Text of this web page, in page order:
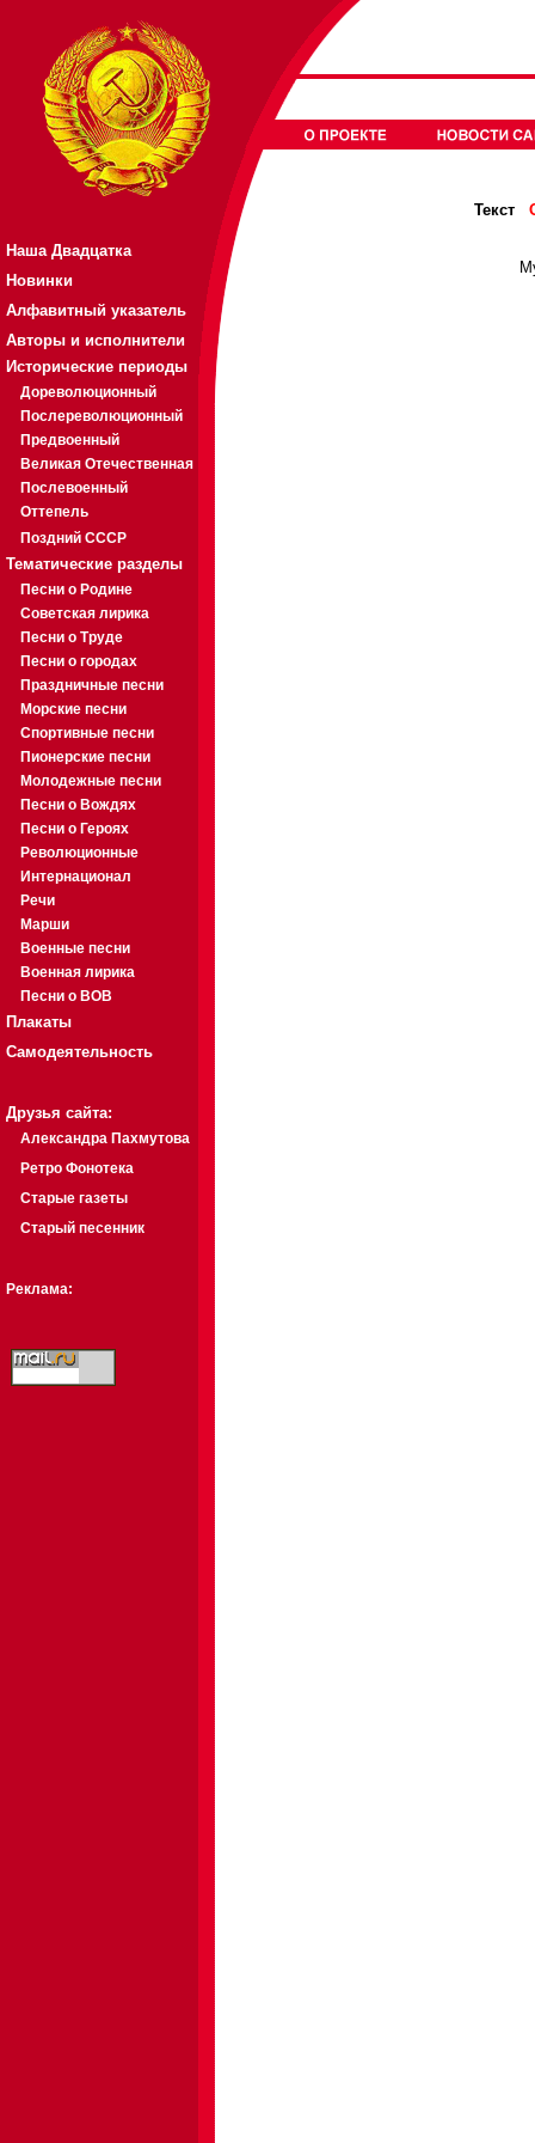
Наша Двадцатка
Новинки
Алфавитный указатель
Авторы и исполнители
Исторические периоды
Дореволюционный
Послереволюционный
Предвоенный
Великая Отечественная
Послевоенный
Оттепель
Поздний СССР
Тематические разделы
Песни о Родине
Советская лирика
Песни о Труде
Песни о городах
Праздничные песни
Морские песни
Спортивные песни
Пионерские песни
Молодежные песни
Песни о Вождях
Песни о Героях
Революционные
Интернационал
Речи
Марши
Военные песни
Военная лирика
Песни о ВОВ
Плакаты
Самодеятельность
Друзья сайта:
Александра Пахмутова
Ретро Фонотека
Старые газеты
Старый песенник
Реклама:
Текст